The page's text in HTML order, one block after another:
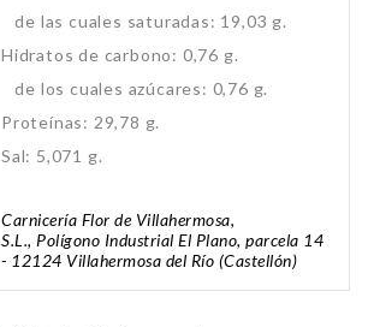
de las cuales saturadas: 19,03 g.
Hidratos de carbono: 0,76 g.
de los cuales azúcares: 0,76 g.
Proteínas: 29,78 g.
Sal: 5,071 g.
Carnicería Flor de Villahermosa,
S.L., Polígono Industrial El Plano, parcela 14
- 12124 Villahermosa del Río (Castellón)